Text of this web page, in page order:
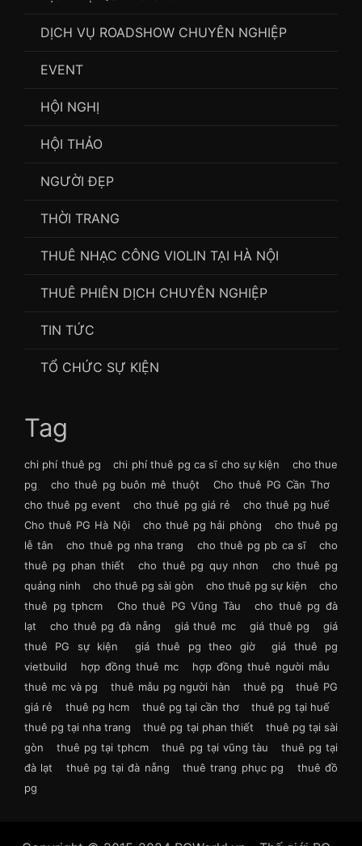
DỊCH VỤ ROADSHOW CHUYÊN NGHIỆP
EVENT
HỘI NGHỊ
HỘI THẢO
NGƯỜI ĐẸP
THỜI TRANG
THUÊ NHẠC CÔNG VIOLIN TẠI HÀ NỘI
THUÊ PHIÊN DỊCH CHUYÊN NGHIỆP
TIN TỨC
TỔ CHỨC SỰ KIỆN
Tag
chi phí thuê pg chi phí thuê pg ca sĩ cho sự kiện
cho thue
pg
cho thuê pg buôn mê thuột
Cho thuê PG Cần Thơ
cho thuê pg event
cho thuê pg giá rẻ
cho thuê pg huế
Cho thuê PG Hà Nội
cho thuê pg hải phòng
cho thuê pg
lễ tân
cho thuê pg nha trang cho thuê pg pb ca sĩ
cho
thuê pg phan thiết
cho thuê pg quy nhơn
cho thuê pg
quảng ninh
cho thuê pg sài gòn cho thuê pg sự kiện
cho
thuê pg tphcm
Cho thuê PG Vũng Tàu
cho thuê pg đà
lạt
cho thuê pg đà nẵng giá thuê mc giá thuê pg
giá
thuê PG sự kiện
giá thuê pg theo giờ
giá thuê pg
vietbuild
hợp đồng thuê mc
hợp đồng thuê người mẫu
thuê mc và pg
thuê mẫu pg người hàn thuê pg
thuê PG
giá rẻ
thuê pg hcm thuê pg tại cần thơ
thuê pg tại huế
thuê pg tại nha trang
thuê pg tại phan thiết
thuê pg tại sài
gòn
thuê pg tại tphcm thuê pg tại vũng tàu
thuê pg tại
đà lạt
thuê pg tại đà nẵng thuê trang phục pg
thuê đồ
pg